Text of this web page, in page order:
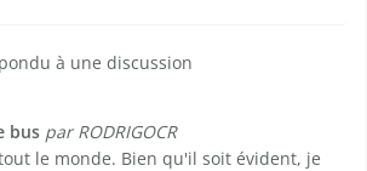
à une discussion
bus par RODRIGOCR
le monde. Bien qu'il soit évident, je